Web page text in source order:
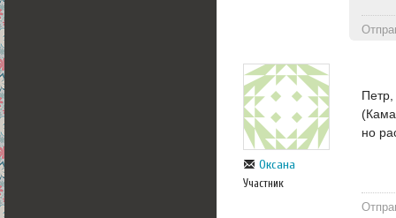
Оксана
Участник
но